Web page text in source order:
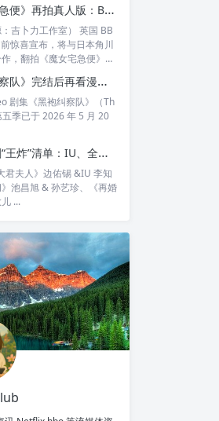
《魔女宅急便》再拍真人版：BBC 联手角川打造“英国版”剧集
：吉卜力工作室） 英国 BB
惊喜宣布，将与日本角川
，翻拍《魔女宅急便》的
《黑袍纠察队》完结后再看漫画结局：护国超人之死，比剧版残酷得多
剧集《黑袍纠察队》（Th
季已于 2026 年 5 月 20
2026韩剧“王炸”清单：IU、全智贤、宋慧乔领衔回归，30对神仙CP谁最让你心动？
君夫人》边佑锡 &IU 李知
池昌旭 & 孙艺珍、《再婚
...